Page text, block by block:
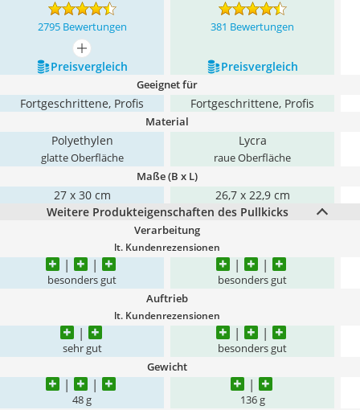
2795 Bewertungen 381 Bewertungen
mehr anzeigen
Preis­vergleich
Preis­vergleich
Geeignet für
Fortgeschrittene, Profis Fortgeschrittene, Profis
Material
Polyethylen
glatte Oberfläche
Lycra
raue Oberfläche
Maße (B x L)
27 x 30 cm
26,7 x 22,9 cm
Weitere Produkteigenschaften des Pullkicks
Verarbeitung
lt. Kundenrezensionen
besonders gut besonders gut
Auftrieb
lt. Kundenrezensionen
sehr gut besonders gut
Gewicht
48 g 136 g